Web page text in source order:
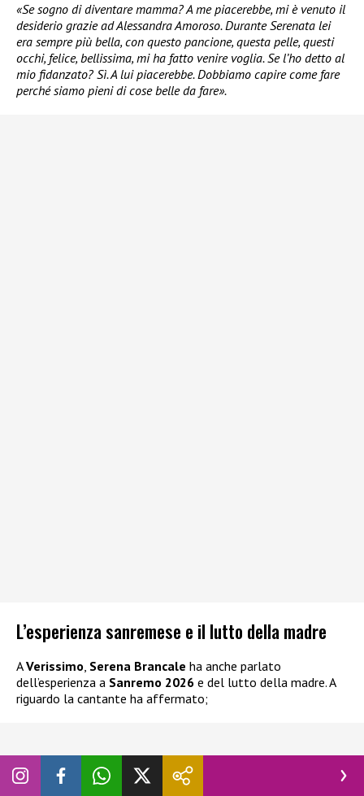
«Se sogno di diventare mamma? A me piacerebbe, mi è venuto il
desiderio grazie ad Alessandra Amoroso. Durante Serenata lei
era sempre più bella, con questo pancione, questa pelle, questi
occhi, felice, bellissima, mi ha fatto venire voglia. Se l’ho detto al
mio fidanzato? Sì. A lui piacerebbe. Dobbiamo capire come fare
perché siamo pieni di cose belle da fare».
L’esperienza sanremese e il lutto della madre
AVerissimo, Serena Brancale ha anche parlato
dell’esperienza a Sanremo 2026 e del lutto della madre. A
riguardo la cantante ha affermato;